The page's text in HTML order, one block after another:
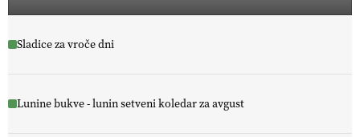
Sladice za vroče dni
Lunine bukve - lunin setveni koledar za avgust